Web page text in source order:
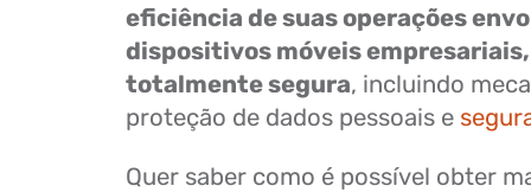
eficiência de suas operações
dispositivos móveis
totalmente segura, incluindo
proteção de dados pessoais e
Quer saber como é possível obter